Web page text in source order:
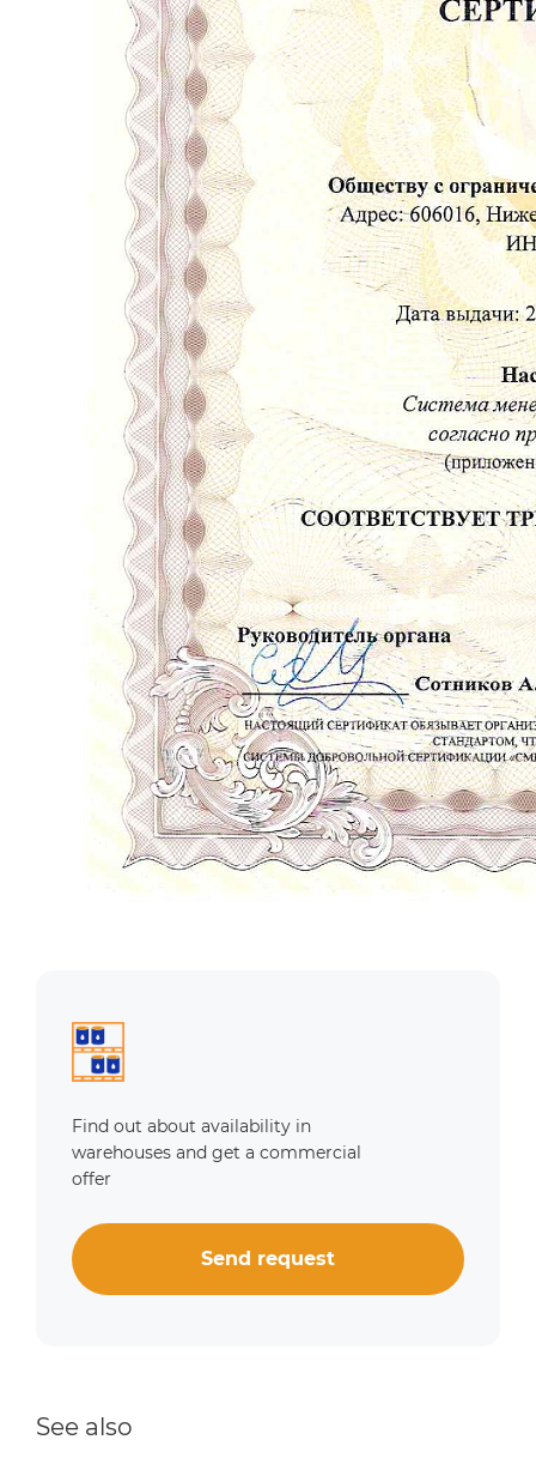
Find out about availability in
warehouses and get a commercial
offer
Send request
See also